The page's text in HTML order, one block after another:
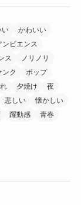
い
かわいい
ンビエンス
ス
ノリノリ
ンク
ポップ
夕焼け
夜
悲しい
懐かしい
躍動感
青春